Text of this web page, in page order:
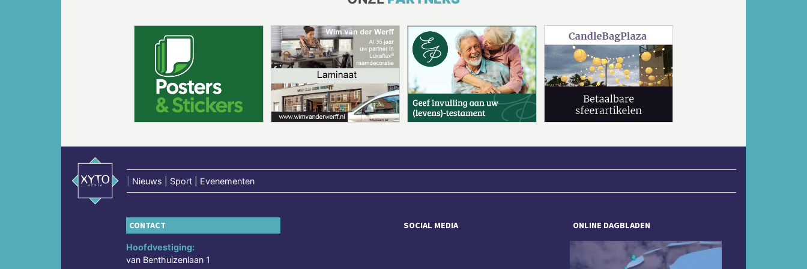
Nieuws | Sport | Evenementen
CONTACT
Hoofdvestiging:
van Benthuizenlaan 1
SOCIAL MEDIA ONLINE DAGBLADEN